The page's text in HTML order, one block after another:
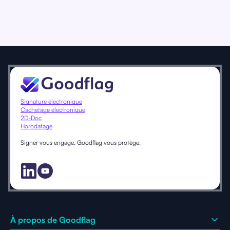
Signature électronique
Cachetage électronique
2D-Doc
Horodatage
Signer vous engage, Goodflag vous protège.
À propos de Goodflag